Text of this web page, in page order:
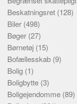
Beskatningsret (128)
Biler (498)
Bøger (27)
Børnetøj (15)
Bofællesskab (9)
Bolig (1)
Boligbytte (3)
Boligejendomme (89)